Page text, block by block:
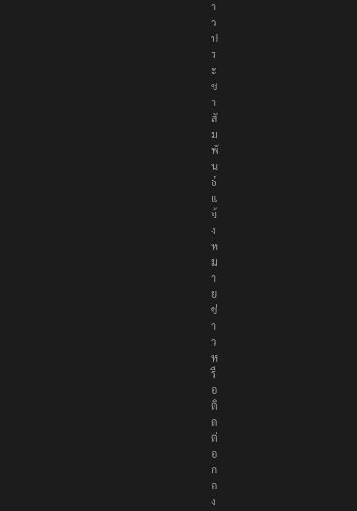
ง
ข่
า
ว
ป
ร
ะ
ช
า
สั
ม
พั
น
ธ์
แ
จ้
ง
ห
ม
า
ย
ข่
า
ว
ห
รื
อ
ติ
ด
ต่
อ
ก